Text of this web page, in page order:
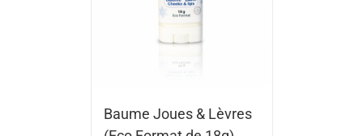
Baume Joues & Lèvres